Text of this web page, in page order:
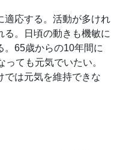
適応する。活動が多けれ
る。日頃の動きも機敏に
。65歳からの10年間に
ても元気でいたい。
では元気を維持できな